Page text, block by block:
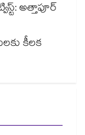
అత్తాపూర్
కీలక